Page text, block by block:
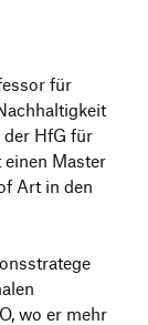
für
der HfG für
Master
Art in den
wo er mehr